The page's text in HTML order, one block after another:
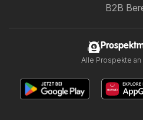
B2B
Alle Prospekte